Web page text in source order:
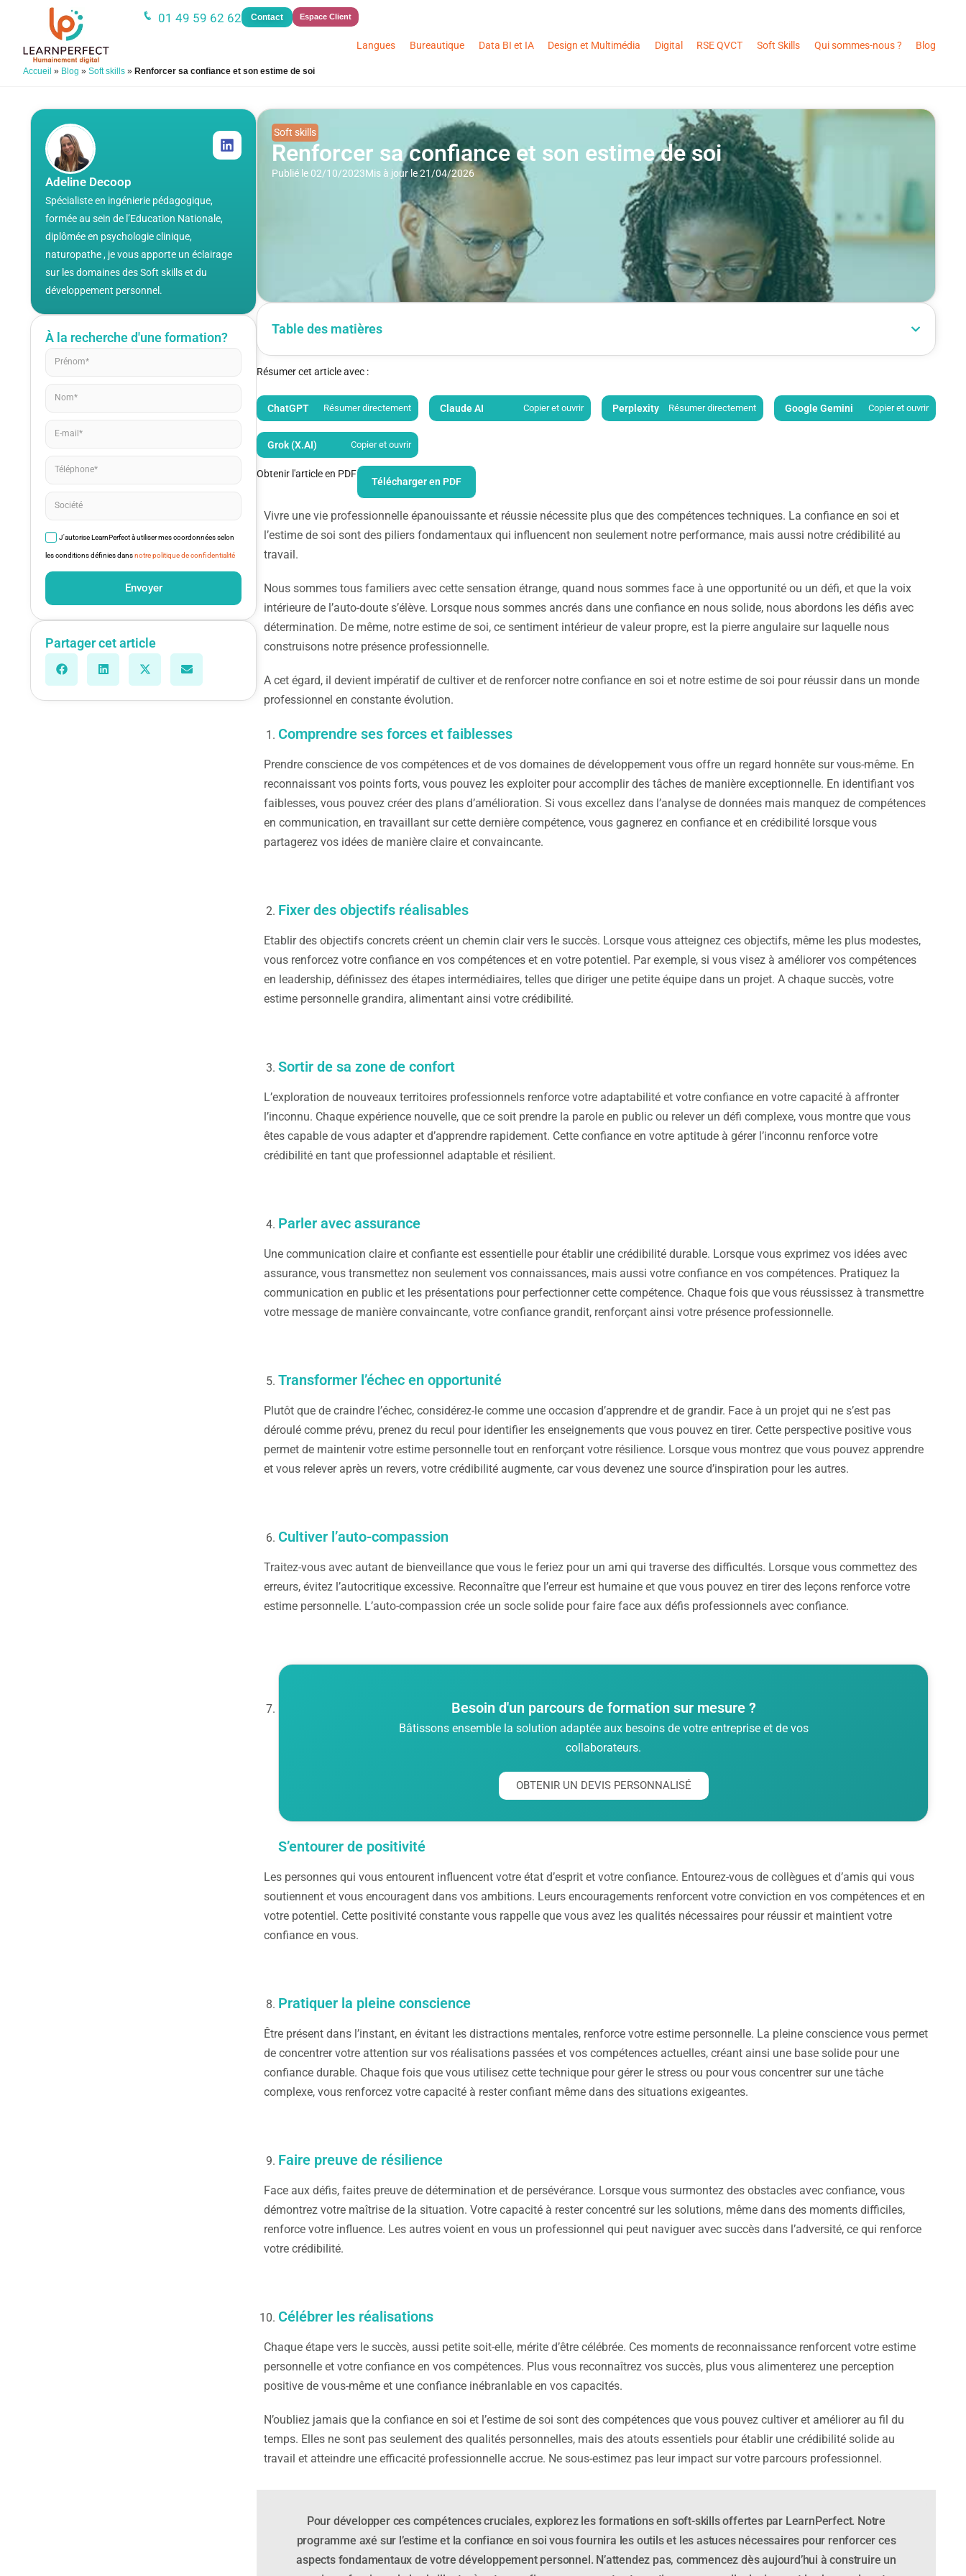
01 49 59 62 62 Contact Espace Client
Langues Bureautique Data BI et IA Design et Multimédia Digital RSE QVCT Soft Skills Qui sommes-nous ? Blog
Accueil » Blog » Soft skills » Renforcer sa confiance et son estime de soi
Adeline Decoop
Spécialiste en ingénierie pédagogique,
formée au sein de l’Education Nationale,
diplômée en psychologie clinique,
naturopathe , je vous apporte un éclairage
sur les domaines des Soft skills et du
développement personnel.
À la recherche d'une formation?
J'autorise LearnPerfect à utiliser mes coordonnées selon
les conditions définies dansnotre politique de confidentialité
Envoyer
Partager cet article
Soft skills
Renforcer sa confiance et son estime de soi
Publié le 02/10/2023Mis à jour le 21/04/2026
Table des matières
Résumer cet article avec :
ChatGPT Résumer directement Claude AI Copier et ouvrir Perplexity Résumer directement Google Gemini Copier et ouvrir
Grok (X.AI) Copier et ouvrir
Obtenir l'article en PDF
Télécharger en PDF
Vivre une vie professionnelle épanouissante et réussie nécessite plus que des compétences techniques. La confiance en soi et
l’estime de soi sont des piliers fondamentaux qui influencent non seulement notre performance, mais aussi notre crédibilité au
travail.
Nous sommes tous familiers avec cette sensation étrange, quand nous sommes face à une opportunité ou un défi, et que la voix
intérieure de l’auto-doute s’élève. Lorsque nous sommes ancrés dans une confiance en nous solide, nous abordons les défis avec
détermination. De même, notre estime de soi, ce sentiment intérieur de valeur propre, est la pierre angulaire sur laquelle nous
construisons notre présence professionnelle.
A cet égard, il devient impératif de cultiver et de renforcer notre confiance en soi et notre estime de soi pour réussir dans un monde
professionnel en constante évolution.
Comprendre ses forces et faiblesses
Prendre conscience de vos compétences et de vos domaines de développement vous offre un regard honnête sur vous-même. En
reconnaissant vos points forts, vous pouvez les exploiter pour accomplir des tâches de manière exceptionnelle. En identifiant vos
faiblesses, vous pouvez créer des plans d’amélioration. Si vous excellez dans l’analyse de données mais manquez de compétences
en communication, en travaillant sur cette dernière compétence, vous gagnerez en confiance et en crédibilité lorsque vous
partagerez vos idées de manière claire et convaincante.
Fixer des objectifs réalisables
Etablir des objectifs concrets créent un chemin clair vers le succès. Lorsque vous atteignez ces objectifs, même les plus modestes,
vous renforcez votre confiance en vos compétences et en votre potentiel. Par exemple, si vous visez à améliorer vos compétences
en leadership, définissez des étapes intermédiaires, telles que diriger une petite équipe dans un projet. A chaque succès, votre
estime personnelle grandira, alimentant ainsi votre crédibilité.
Sortir de sa zone de confort
L’exploration de nouveaux territoires professionnels renforce votre adaptabilité et votre confiance en votre capacité à affronter
l’inconnu. Chaque expérience nouvelle, que ce soit prendre la parole en public ou relever un défi complexe, vous montre que vous
êtes capable de vous adapter et d’apprendre rapidement. Cette confiance en votre aptitude à gérer l’inconnu renforce votre
crédibilité en tant que professionnel adaptable et résilient.
Parler avec assurance
Une communication claire et confiante est essentielle pour établir une crédibilité durable. Lorsque vous exprimez vos idées avec
assurance, vous transmettez non seulement vos connaissances, mais aussi votre confiance en vos compétences. Pratiquez la
communication en public et les présentations pour perfectionner cette compétence. Chaque fois que vous réussissez à transmettre
votre message de manière convaincante, votre confiance grandit, renforçant ainsi votre présence professionnelle.
Transformer l’échec en opportunité
Plutôt que de craindre l’échec, considérez-le comme une occasion d’apprendre et de grandir. Face à un projet qui ne s’est pas
déroulé comme prévu, prenez du recul pour identifier les enseignements que vous pouvez en tirer. Cette perspective positive vous
permet de maintenir votre estime personnelle tout en renforçant votre résilience. Lorsque vous montrez que vous pouvez apprendre
et vous relever après un revers, votre crédibilité augmente, car vous devenez une source d’inspiration pour les autres.
Cultiver l’auto-compassion
Traitez-vous avec autant de bienveillance que vous le feriez pour un ami qui traverse des difficultés. Lorsque vous commettez des
erreurs, évitez l’autocritique excessive. Reconnaître que l’erreur est humaine et que vous pouvez en tirer des leçons renforce votre
estime personnelle. L’auto-compassion crée un socle solide pour faire face aux défis professionnels avec confiance.
Besoin d'un parcours de formation sur mesure ?
Bâtissons ensemble la solution adaptée aux besoins de votre entreprise et de vos
collaborateurs.
OBTENIR UN DEVIS PERSONNALISÉ
S’entourer de positivité
Les personnes qui vous entourent influencent votre état d’esprit et votre confiance. Entourez-vous de collègues et d’amis qui vous
soutiennent et vous encouragent dans vos ambitions. Leurs encouragements renforcent votre conviction en vos compétences et en
votre potentiel. Cette positivité constante vous rappelle que vous avez les qualités nécessaires pour réussir et maintient votre
confiance en vous.
Pratiquer la pleine conscience
Être présent dans l’instant, en évitant les distractions mentales, renforce votre estime personnelle. La pleine conscience vous permet
de concentrer votre attention sur vos réalisations passées et vos compétences actuelles, créant ainsi une base solide pour une
confiance durable. Chaque fois que vous utilisez cette technique pour gérer le stress ou pour vous concentrer sur une tâche
complexe, vous renforcez votre capacité à rester confiant même dans des situations exigeantes.
Faire preuve de résilience
Face aux défis, faites preuve de détermination et de persévérance. Lorsque vous surmontez des obstacles avec confiance, vous
démontrez votre maîtrise de la situation. Votre capacité à rester concentré sur les solutions, même dans des moments difficiles,
renforce votre influence. Les autres voient en vous un professionnel qui peut naviguer avec succès dans l’adversité, ce qui renforce
votre crédibilité.
Célébrer les réalisations
Chaque étape vers le succès, aussi petite soit-elle, mérite d’être célébrée. Ces moments de reconnaissance renforcent votre estime
personnelle et votre confiance en vos compétences. Plus vous reconnaîtrez vos succès, plus vous alimenterez une perception
positive de vous-même et une confiance inébranlable en vos capacités.
N’oubliez jamais que la confiance en soi et l’estime de soi sont des compétences que vous pouvez cultiver et améliorer au fil du
temps. Elles ne sont pas seulement des qualités personnelles, mais des atouts essentiels pour établir une crédibilité solide au
travail et atteindre une efficacité professionnelle accrue. Ne sous-estimez pas leur impact sur votre parcours professionnel.
Pour développer ces compétences cruciales, explorez les formations en soft-skills offertes par LearnPerfect. Notre
programme axé sur l’estime et la confiance en soi vous fournira les outils et les astuces nécessaires pour renforcer ces
aspects fondamentaux de votre développement personnel. N’attendez pas, commencez dès aujourd’hui à construire un